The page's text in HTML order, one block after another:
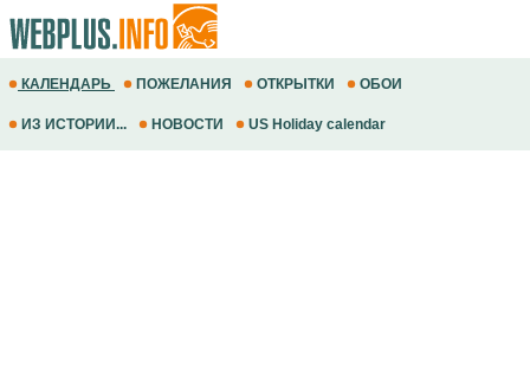
КАЛЕНДАРЬ ПОЖЕЛАНИЯ ОТКРЫТКИ ОБОИ
ИЗ ИСТОРИИ... НОВОСТИ US Holiday calendar